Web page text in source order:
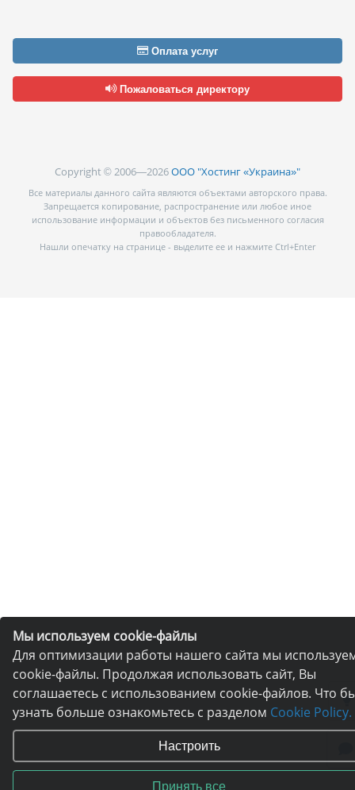
Мы используем cookie-файлы
Для оптимизации работы нашего сайта мы
cookie-файлы. Продолжая использовать сайт, Вы
соглашаетесь с использованием cookie-файлов. Что
узнать больше ознакомьтесь с разделом Cookie Policy.
Настроить
Принять все
Оплата услуг
Пожаловаться директору
Copyright © 2006—2026ООО "Хостинг «Украина»"
Все материалы данного сайта являются объектами авторского права.
Запрещается копирование, распространение или любое иное
использование информации и объектов без письменного согласия
правообладателя.
Нашли опечатку на странице - выделите ее и нажмите Ctrl+Enter